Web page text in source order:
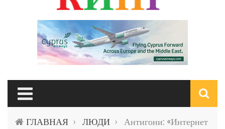
ГЛАВНАЯ › ЛЮДИ ›
Антигони: «Интернет